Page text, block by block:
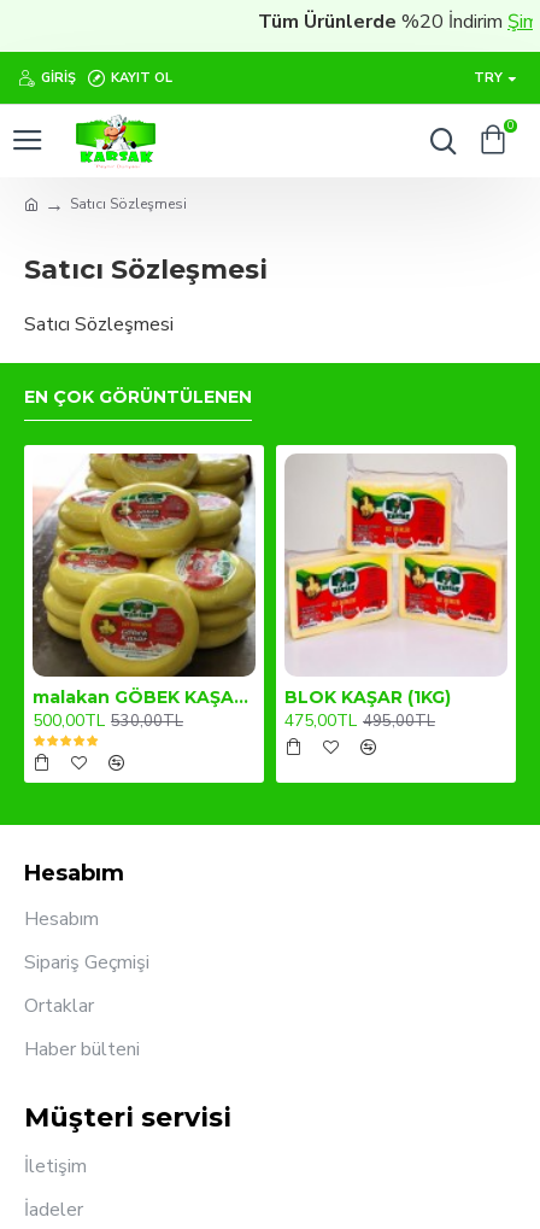
Tüm Ürünlerde%20 İndirimŞimdi
GIRIŞ KAYIT OL TRY
0
Satıcı Sözleşmesi
Satıcı Sözleşmesi
Satıcı Sözleşmesi
EN ÇOK GÖRÜNTÜLENEN
malakan GÖBEK KAŞAR (1KG)
500,00TL 530,00TL
BLOK KAŞAR (1KG)
475,00TL 495,00TL
Hesabım
Hesabım
Sipariş Geçmişi
Ortaklar
Haber bülteni
Müşteri servisi
İletişim
İadeler